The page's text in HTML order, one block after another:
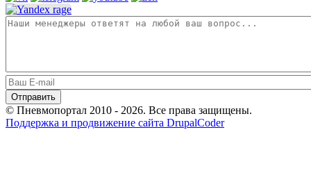
© Пневмопортал 2010 - 2026. Все права защищены.
Поддержка и продвижение сайта DrupalCoder